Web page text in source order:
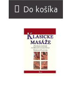
Do košíka